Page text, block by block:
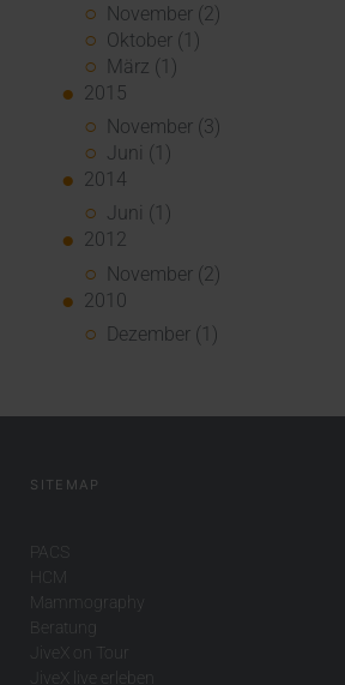
November (2)
Oktober (1)
März (1)
2015
November (3)
Juni (1)
2014
Juni (1)
2012
November (2)
2010
Dezember (1)
SITEMAP
PACS
HCM
Mammography
Beratung
JiveX on Tour
JiveX live erleben